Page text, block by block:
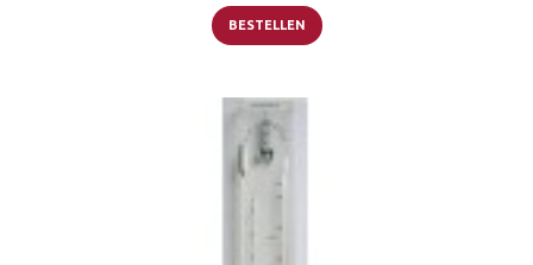
BESTELLEN